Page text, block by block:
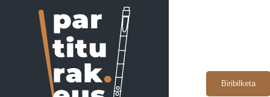
Biribilketa